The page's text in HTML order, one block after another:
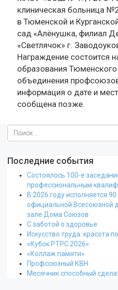
клиническая больница
в Тюменской и
сад «Алёнушка, филиал
«Светлячок» г.
Награждение состоится
образования Тюменского
объединения
информация о дате и
сообщена позже.
Последние события
Состоялось 100-е
профессиональным
В 2026 году исполняется
официальной Всесоюзной
зале Дома Союзов
С заботой о здоровье
Искусство труда: красота
«Кубок РТРС 2026»
«Коллаж памяти»
Профсоюзный КВН
Месячник способный